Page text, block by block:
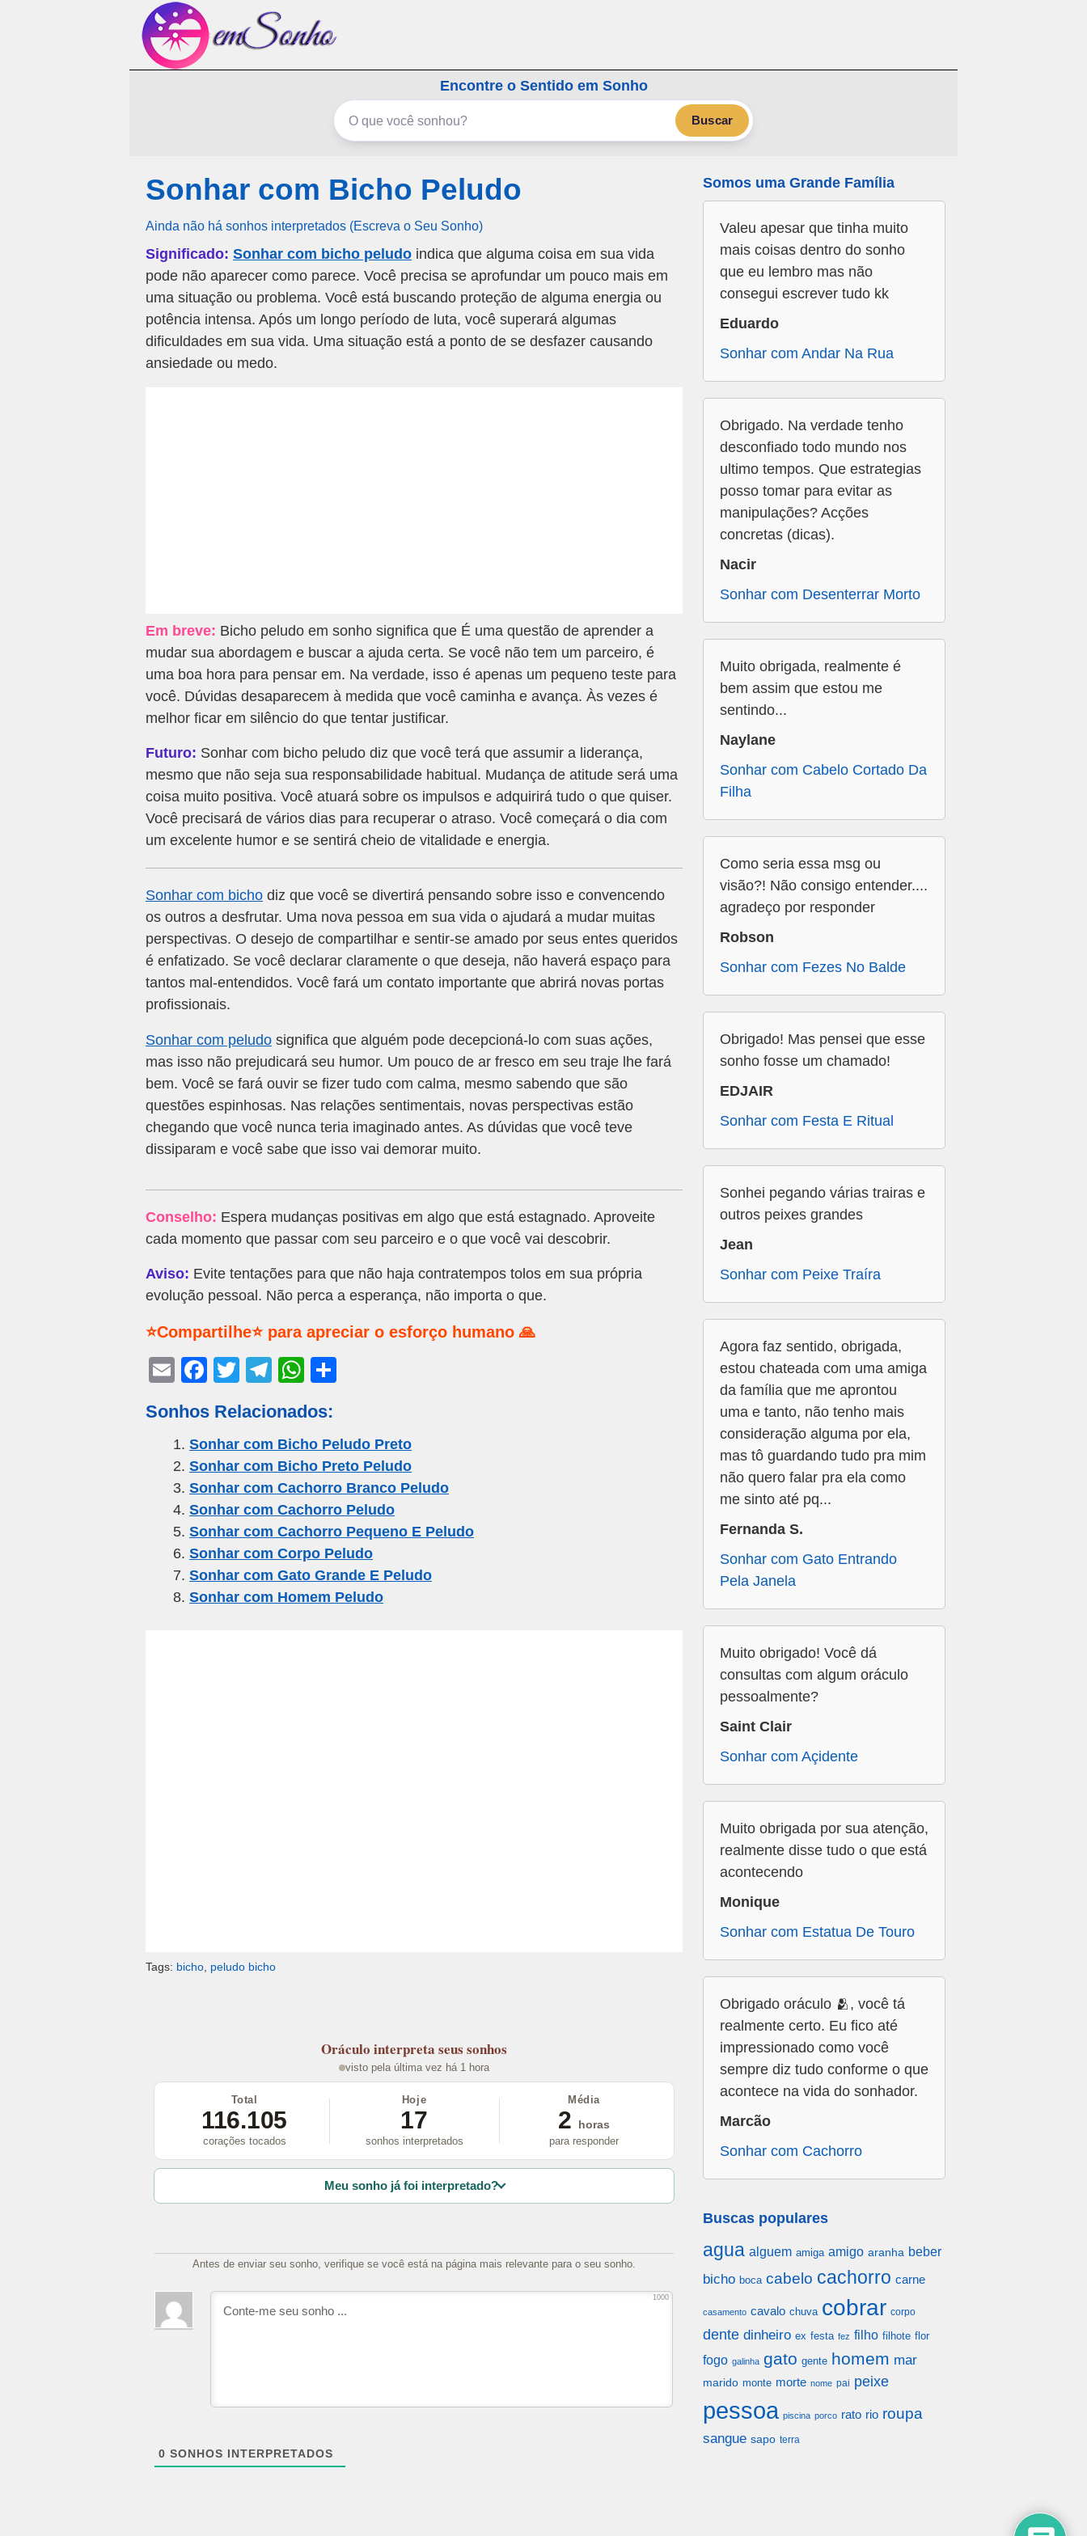
Encontre o Sentido em Sonho
Buscar
Sonhar com Bicho Peludo
Ainda não há sonhos interpretados (Escreva o Seu Sonho)
Significado: Sonhar com bicho peludo indica que alguma coisa em sua vida
pode não aparecer como parece. Você precisa se aprofundar um pouco mais em
uma situação ou problema. Você está buscando proteção de alguma energia ou
potência intensa. Após um longo período de luta, você superará algumas
dificuldades em sua vida. Uma situação está a ponto de se desfazer causando
ansiedade ou medo.
Em breve: Bicho peludo em sonho significa que É uma questão de aprender a
mudar sua abordagem e buscar a ajuda certa. Se você não tem um parceiro, é
uma boa hora para pensar em. Na verdade, isso é apenas um pequeno teste para
você. Dúvidas desaparecem à medida que você caminha e avança. Às vezes é
melhor ficar em silêncio do que tentar justificar.
Futuro: Sonhar com bicho peludo diz que você terá que assumir a liderança,
mesmo que não seja sua responsabilidade habitual. Mudança de atitude será uma
coisa muito positiva. Você atuará sobre os impulsos e adquirirá tudo o que quiser.
Você precisará de vários dias para recuperar o atraso. Você começará o dia com
um excelente humor e se sentirá cheio de vitalidade e energia.
Sonhar com bicho diz que você se divertirá pensando sobre isso e convencendo
os outros a desfrutar. Uma nova pessoa em sua vida o ajudará a mudar muitas
perspectivas. O desejo de compartilhar e sentir-se amado por seus entes queridos
é enfatizado. Se você declarar claramente o que deseja, não haverá espaço para
tantos mal-entendidos. Você fará um contato importante que abrirá novas portas
profissionais.
Sonhar com peludo significa que alguém pode decepcioná-lo com suas ações,
mas isso não prejudicará seu humor. Um pouco de ar fresco em seu traje lhe fará
bem. Você se fará ouvir se fizer tudo com calma, mesmo sabendo que são
questões espinhosas. Nas relações sentimentais, novas perspectivas estão
chegando que você nunca teria imaginado antes. As dúvidas que você teve
dissiparam e você sabe que isso vai demorar muito.
Conselho: Espera mudanças positivas em algo que está estagnado. Aproveite
cada momento que passar com seu parceiro e o que você vai descobrir.
Aviso: Evite tentações para que não haja contratempos tolos em sua própria
evolução pessoal. Não perca a esperança, não importa o que.
⭐Compartilhe⭐ para apreciar o esforço humano 🙏
E
ail
F
c
e
b
o
o
k
T
tt
er
T
e
gr
a
m
W
at
s
A
p
p
e
Sonhos Relacionados:
Sonhar com Bicho Peludo Preto
Sonhar com Bicho Preto Peludo
Sonhar com Cachorro Branco Peludo
Sonhar com Cachorro Peludo
Sonhar com Cachorro Pequeno E Peludo
Sonhar com Corpo Peludo
Sonhar com Gato Grande E Peludo
Sonhar com Homem Peludo
Tags: bicho peludo bicho
Oráculo interpreta seus sonhos
visto pela última vez há 1 hora
Total
116.105
corações tocados
Hoje
17
sonhos interpretados
Média
2
horas
para responder
Meu sonho já foi interpretado?
Antes de enviar seu sonho, verifique se você está na página mais relevante para o seu sonho.
1000
0 SONHOS INTERPRETADOS
Somos uma Grande Família
Valeu apesar que tinha muito
mais coisas dentro do sonho
que eu lembro mas não
consegui escrever tudo kk
Eduardo
Sonhar com Andar Na Rua
Obrigado. Na verdade tenho
desconfiado todo mundo nos
ultimo tempos. Que estrategias
posso tomar para evitar as
manipulações? Acções
concretas (dicas).
Nacir
Sonhar com Desenterrar Morto
Muito obrigada, realmente é
bem assim que estou me
sentindo...
Naylane
Sonhar com Cabelo Cortado Da
Filha
Como seria essa msg ou
visão?! Não consigo entender....
agradeço por responder
Robson
Sonhar com Fezes No Balde
Obrigado! Mas pensei que esse
sonho fosse um chamado!
EDJAIR
Sonhar com Festa E Ritual
Sonhei pegando várias trairas e
outros peixes grandes
Jean
Sonhar com Peixe Traíra
Agora faz sentido, obrigada,
estou chateada com uma amiga
da família que me aprontou
uma e tanto, não tenho mais
consideração alguma por ela,
mas tô guardando tudo pra mim
não quero falar pra ela como
me sinto até pq...
Fernanda S.
Sonhar com Gato Entrando
Pela Janela
Muito obrigado! Você dá
consultas com algum oráculo
pessoalmente?
Saint Clair
Sonhar com Açidente
Muito obrigada por sua atenção,
realmente disse tudo o que está
acontecendo
Monique
Sonhar com Estatua De Touro
Obrigado oráculo 🫂, você tá
realmente certo. Eu fico até
impressionado como você
sempre diz tudo conforme o que
acontece na vida do sonhador.
Marcão
Sonhar com Cachorro
Buscas populares
agua alguem amiga amigo aranha beber
bicho boca cabelo cachorro carne
casamento cavalo chuva cobrar corpo
dente dinheiro ex festa fez filho filhote flor
fogo galinha gato gente homem mar
marido monte morte nome pai peixe
pessoa piscina porco rato rio roupa
sangue sapo terra